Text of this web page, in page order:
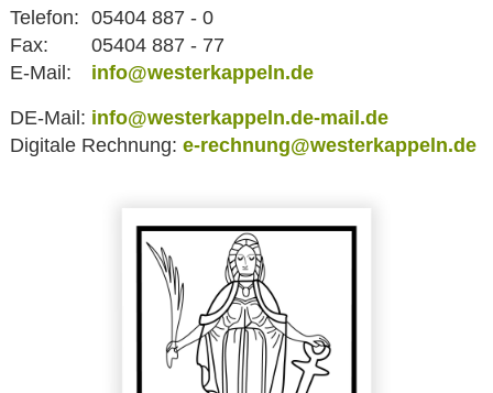
Telefon: 05404 887 - 0
Fax:
05404 887 - 77
E-Mail:
info@westerkappeln.de
DE-Mail: info@westerkappeln.de-mail.de
Digitale Rechnung: e-rechnung@westerkappeln.de